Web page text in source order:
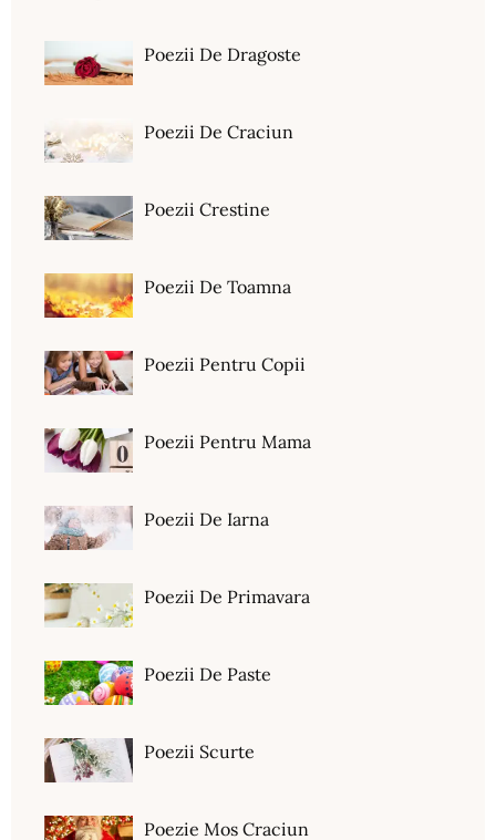
Poezii De Dragoste
Poezii De Craciun
Poezii Crestine
Poezii De Toamna
Poezii Pentru Copii
Poezii Pentru Mama
Poezii De Iarna
Poezii De Primavara
Poezii De Paste
Poezii Scurte
Poezie Mos Craciun